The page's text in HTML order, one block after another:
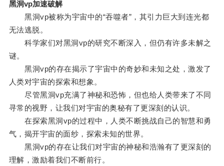
黑洞vp加速破解
黑洞vp被称为宇宙中的“吞噬者”，其引力巨大到连光都
无法逃脱。
科学家们对黑洞vp的研究不断深入，但仍有许多未解之
谜。
黑洞vp的存在揭示了宇宙中的奇妙和未知之处，激发了
人类对宇宙的探索和想象。
尽管黑洞vp充满了神秘和恐怖，但也给人类带来了不同
寻常的视野，让我们对宇宙的奥秘有了更深刻的认识。
在探索黑洞vp的过程中，人类不断挑战自己的智慧和勇
气，揭开宇宙的面纱，探索未知的世界。
黑洞vp的存在让我们对宇宙的神秘和浩瀚有了更深刻的
理解，激励着我们不断前行。